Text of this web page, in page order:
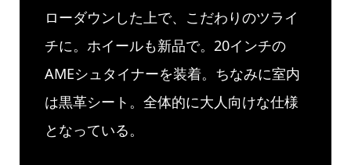
ローダウンした上で、こだわりのツライ
チに。ホイールも新品で。20インチの
AMEシュタイナーを装着。ちなみに室内
は黒革シート。全体的に大人向けな仕様
となっている。